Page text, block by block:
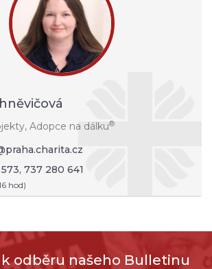
Adopce na dálku®
737 280 641
hod)
odběru našeho Bulletinu